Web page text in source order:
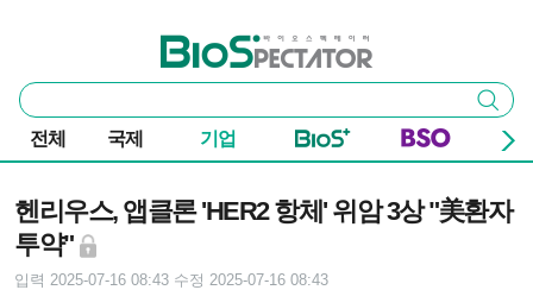
바이오스펙테이터
통
합
검
색
검색
전체 국제 기업
헨리우스, 앱클론 'HER2 항체' 위암 3상 "美환자
투약"
입력 2025-07-16 08:43 수정 2025-07-16 08:43